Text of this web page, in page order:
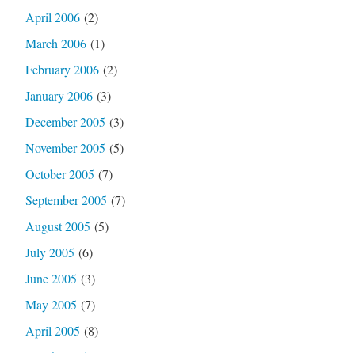
April 2006(2)
March 2006(1)
February 2006(2)
January 2006(3)
December 2005 (3)
November 2005 (5)
October 2005 (7)
September 2005 (7)
August 2005 (5)
July 2005 (6)
June 2005 (3)
May 2005 (7)
April 2005 (8)